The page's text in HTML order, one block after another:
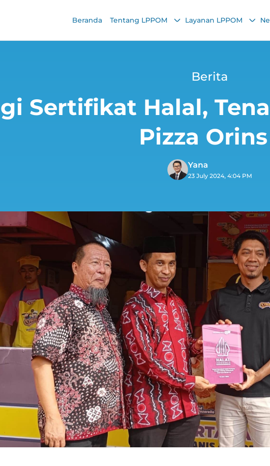
Beranda Tentang LPPOM Layanan LPPOM
Berita
Sertifikat Halal,
Pizza Orins
Yana
23 July 2024, 4:04 PM